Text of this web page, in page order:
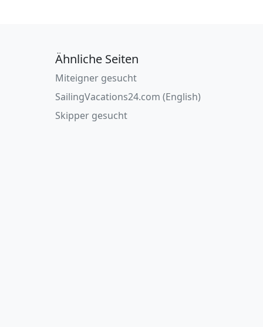
Ähnliche Seiten
Miteigner gesucht
SailingVacations24.com (English)
Skipper gesucht